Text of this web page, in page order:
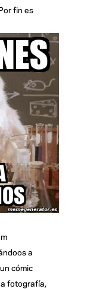
fin es
a
cómic
fotografía,